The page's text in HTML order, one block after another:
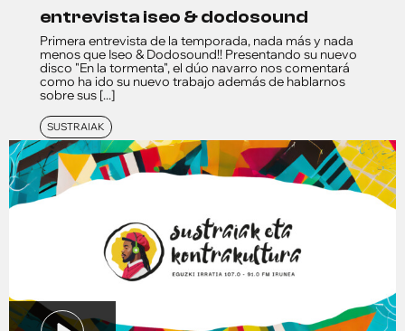
entrevista iseo & dodosound
Primera entrevista de la temporada, nada más y nada
menos que Iseo & Dodosound!! Presentando su nuevo
disco "En la tormenta", el dúo navarro nos comentará
como ha ido su nuevo trabajo además de hablarnos
sobre sus [...]
SUSTRAIAK